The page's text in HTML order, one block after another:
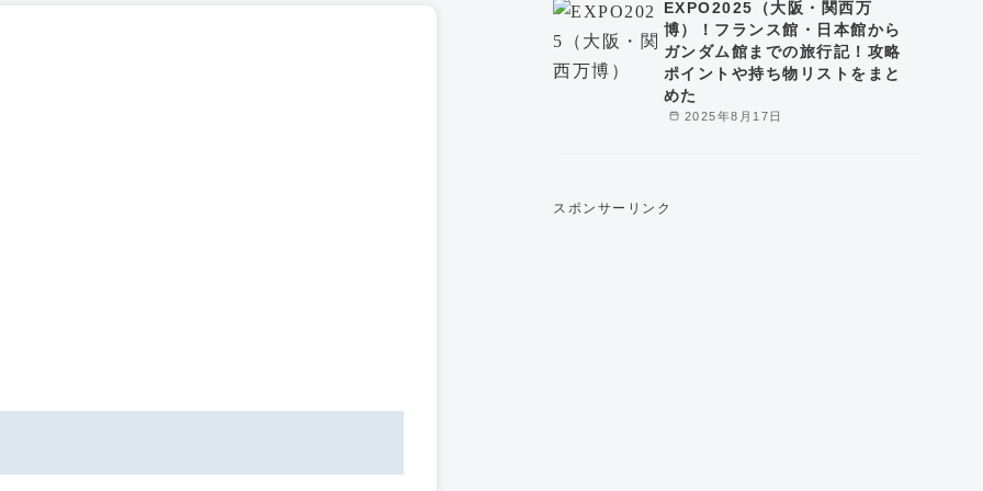
2025年8月17日
EXPO2025（大阪・関西万
博）！フランス館・日本館から
ガンダム館までの旅行記！攻略
ポイントや持ち物リストをまと
めた
スポンサーリンク